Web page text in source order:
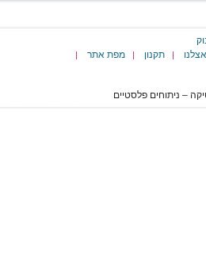
| תקנון | מפת אתר |